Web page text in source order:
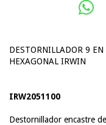
DESTORNILLADOR 9
HEXAGONAL IRWIN
IRW2051100
Destornillador encastre